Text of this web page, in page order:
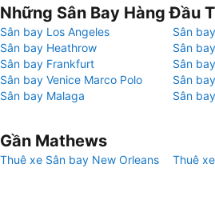
Những Sân Bay Hàng Đầu
Sân bay Los Angeles
Sân
Sân bay Heathrow
Sân
Sân bay Frankfurt
Sân
Sân bay Venice Marco Polo
Sân
Sân bay Malaga
Sân
Gần Mathews
Thuê xe Sân bay New Orleans Thuê